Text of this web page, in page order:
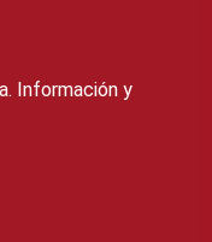
Información y